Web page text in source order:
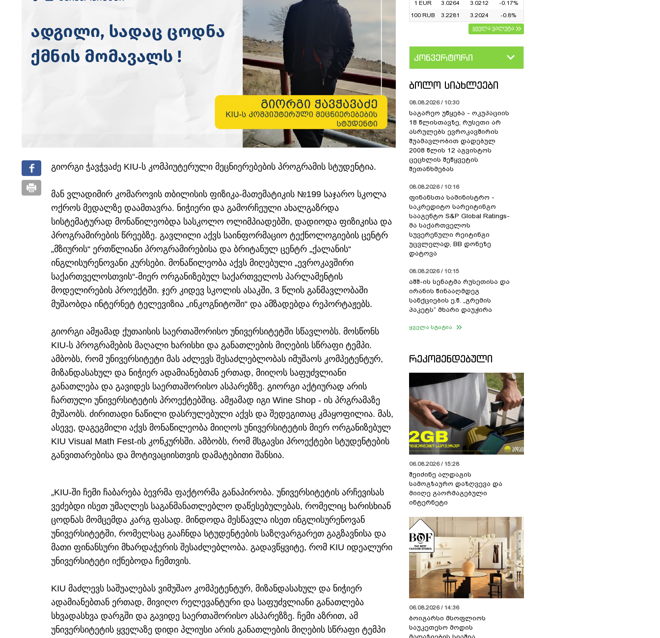
გიორგი ჭავჭვაძე KIU-ს კომპიუტერული მეცნიერებების პროგრამის სტუდენტია.
მან ვლადიმირ კომაროვის თბილისის ფიზიკა-მათემატიკის №199 საჯარო სკოლა
ოქროს მედალზე დაამთავრა. ნიჭიერი და გამორჩეული ახალგაზრდა
სისტემატურად მონაწილეობდა სასკოლო ოლიმპიადებში, დადიოდა ფიზიკისა და
პროგრამირების წრეებზე. გავლილი აქვს საინფორმაციო ტექნოლოგიების ცენტრ
„მზიურის“ ერთწლიანი პროგრამირებისა და ბრიტანულ ცენტრ „ქალანის“
ინგლისურენოვანი კურსები. მონაწილეობა აქვს მიღებული „ევროკავშირი
საქართველოსთვის“-მიერ ორგანიზებულ საქართველოს პარლამენტის
მოდელირების პროექტში. ჯერ კიდევ სკოლის ასაკში, 3 წლის განმავლობაში
მუშაობდა ინტერნეტ ტელევიზია „ინკოგნიტოში“ და ამზადებდა რეპორტაჟებს.
გიორგი ამჟამად ქუთაისის საერთაშორისო უნივერსიტეტში სწავლობს. მოსწონს
KIU-ს პროგრამების მაღალი ხარისხი და განათლების მიღების სწრაფი ტემპი.
ამბობს, რომ უნივერსიტეტი მას აძლევს შესაძლებლობას იმუშაოს კომპეტენტურ,
მიზანდასახულ და ნიჭიერ ადამიანებთან ერთად, მიიღოს საფუძვლიანი
განათლება და გავიდეს საერთაშორისო ასპარეზზე. გიორგი აქტიურად არის
ჩართული უნივერსიტეტის პროექტებშიც. ამჟამად იგი Wine Shop - ის პრგრამაზე
მუშაობს. ძირითადი ნაწილი დასრულებული აქვს და შედეგითაც კმაყოფილია. მას,
ასევე, დაგეგმილი აქვს მონაწილეობა მიიღოს უნივერსიტეტის მიერ ორგანიზებულ
KIU Visual Math Fest-ის კონკურსში. ამბობს, რომ მსგავსი პროექტები სტუდენტების
განვითარებისა და მოტივაციისთვის დამატებითი შანსია.
„KIU-ში ჩემი ჩაბარება ბევრმა ფაქტორმა განაპირობა. უნივერსიტეტის არჩევისას
ვეძებდი ისეთ უმაღლეს საგანმანათლებლო დაწესებულებას, რომელიც ხარისხიან
ცოდნას მომცემდა კარგ ფასად. მინდოდა მესწავლა ისეთ ინგლისურენოვან
უნივერსიტეტში, რომელსაც გააჩნდა სტუდენტების საზღვარგარეთ გაგზავნისა და
მათი ფინანსური მხარდაჭერის შესაძლებლობა. გადავწყვიტე, რომ KIU იდეალური
უნივერსიტეტი იქნებოდა ჩემთვის.
KIU მაძლევს საშუალებას ვიმუშაო კომპეტენტურ, მიზანდასახულ და ნიჭიერ
ადამიანებთან ერთად, მივიღო რელევანტური და საფუძვლიანი განათლება
სხვადასხვა დარგში და გავიდე საერთაშორისო ასპარეზზე. ჩემი აზრით, ამ
უნივერსიტეტის ყველაზე დიდი პლიუსი არის განათლების მიღების სწრაფი ტემპი
1 EUR
3.0264 3.0212
-0.17%
100 RUB
3.2281 3.2024
-0.8%
ყველა ვალუტა
კონვერტორი
ᲑᲝᲚᲝ ᲡᲘᲐᲮᲚᲔᲔᲑᲘ
08.08.2026 / 10:30
საგარეო უწყება - ოკუპაციის
18 წლისთავზე, რუსეთი არ
ასრულებს ევროკავშირის
შუამავლობით დადებულ
2008 წლის 12 აგვისტოს
ცეცხლის შეწყვეტის
შეთანხმებას
08.08.2026 / 10:16
ფინანსთა სამინისტრო -
საკრედიტო სარეიტინგო
სააგენტო S&P Global Ratings-
მა საქართველოს
სუვერენული რეიტინგი
უცვლელად, BB დონეზე
დატოვა
08.08.2026 / 10:15
აშშ-ის სენატმა რუსეთისა და
ირანის წინააღმდეგ
სანქციების ე.წ. „გრემის
პაკეტს” მხარი დაუჭირა
ყველა სტატია
ᲠᲔᲙᲝᲛᲔᲜᲓᲔᲑᲣᲚᲘ
06.08.2026 / 15:28
შეიძინე ალდაგის
სამოგზაურო დაზღვევა და
მიიღე გაორმაგებული
ინტერნეტი
06.08.2026 / 14:36
ბოიგარსი მსოფლიოს
საუკეთესო მოდის